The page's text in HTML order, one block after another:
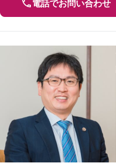
電話でお問い合わせ